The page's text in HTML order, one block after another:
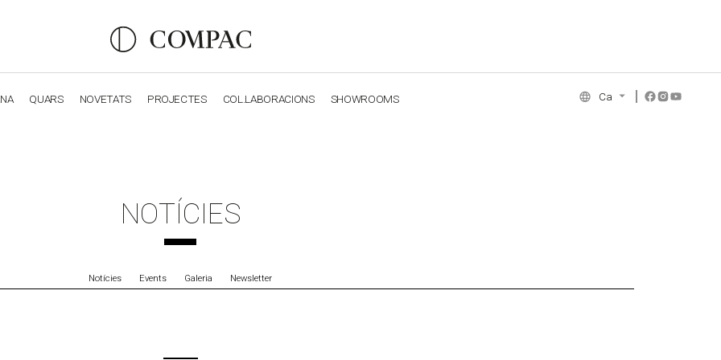
QUARS NOVETATS PROJECTES COL.LABORACIONS SHOWROOMS Ca
NOTÍCIES
Notícies Events Galeria Newsletter